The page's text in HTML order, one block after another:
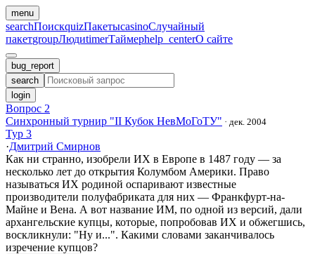
menu
searchПоискquizПакетыcasinoСлучайный
пакетgroupЛюдиtimerТаймерhelp_centerО сайте
bug_report
search
login
Вопрос 2
Синхронный турнир "II Кубок НевМоГоТУ" · дек. 2004
Тур 3
·Дмитрий Смирнов
Как ни странно, изобрели ИХ в Европе в 1487 году — за
несколько лет до открытия Колумбом Америки. Право
называться ИХ родиной оспаривают известные
производители полуфабриката для них — Франкфурт-на-
Майне и Вена. А вот название ИМ, по одной из версий, дали
архангельские купцы, которые, попробовав ИХ и обжегшись,
воскликнули: "Ну и...". Какими словами заканчивалось
изречение купцов?